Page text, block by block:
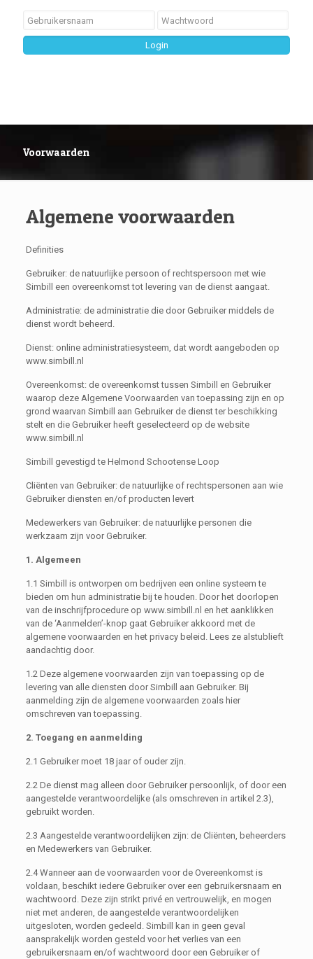
Voorwaarden
Algemene voorwaarden
Definities
Gebruiker: de natuurlijke persoon of rechtspersoon met wie
Simbill een overeenkomst tot levering van de dienst aangaat.
Administratie: de administratie die door Gebruiker middels de
dienst wordt beheerd.
Dienst: online administratiesysteem, dat wordt aangeboden op
www.simbill.nl
Overeenkomst: de overeenkomst tussen Simbill en Gebruiker
waarop deze Algemene Voorwaarden van toepassing zijn en op
grond waarvan Simbill aan Gebruiker de dienst ter beschikking
stelt en die Gebruiker heeft geselecteerd op de website
www.simbill.nl
Simbill gevestigd te Helmond Schootense Loop
Cliënten van Gebruiker: de natuurlijke of rechtspersonen aan wie
Gebruiker diensten en/of producten levert
Medewerkers van Gebruiker: de natuurlijke personen die
werkzaam zijn voor Gebruiker.
1. Algemeen
1.1 Simbill is ontworpen om bedrijven een online systeem te
bieden om hun administratie bij te houden. Door het doorlopen
van de inschrijfprocedure op www.simbill.nl en het aanklikken
van de ‘Aanmelden’-knop gaat Gebruiker akkoord met de
algemene voorwaarden en het privacy beleid. Lees ze alstublieft
aandachtig door.
1.2 Deze algemene voorwaarden zijn van toepassing op de
levering van alle diensten door Simbill aan Gebruiker. Bij
aanmelding zijn de algemene voorwaarden zoals hier
omschreven van toepassing.
2. Toegang en aanmelding
2.1 Gebruiker moet 18 jaar of ouder zijn.
2.2 De dienst mag alleen door Gebruiker persoonlijk, of door een
aangestelde verantwoordelijke (als omschreven in artikel 2.3),
gebruikt worden.
2.3 Aangestelde verantwoordelijken zijn: de Cliënten, beheerders
en Medewerkers van Gebruiker.
2.4 Wanneer aan de voorwaarden voor de Overeenkomst is
voldaan, beschikt iedere Gebruiker over een gebruikersnaam en
wachtwoord. Deze zijn strikt privé en vertrouwelijk, en mogen
niet met anderen, de aangestelde verantwoordelijken
uitgesloten, worden gedeeld. Simbill kan in geen geval
aansprakelijk worden gesteld voor het verlies van een
gebruikersnaam en/of wachtwoord door een Gebruiker of